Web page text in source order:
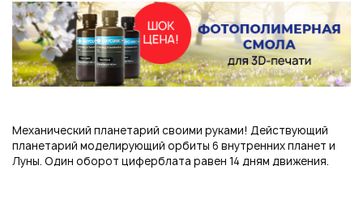
Механический планетарий своими руками! Действующий
планетарий моделирующий орбиты 6 внутренних планет и
Луны. Один оборот циферблата равен 14 дням движения.
Подписаться на новые возможности